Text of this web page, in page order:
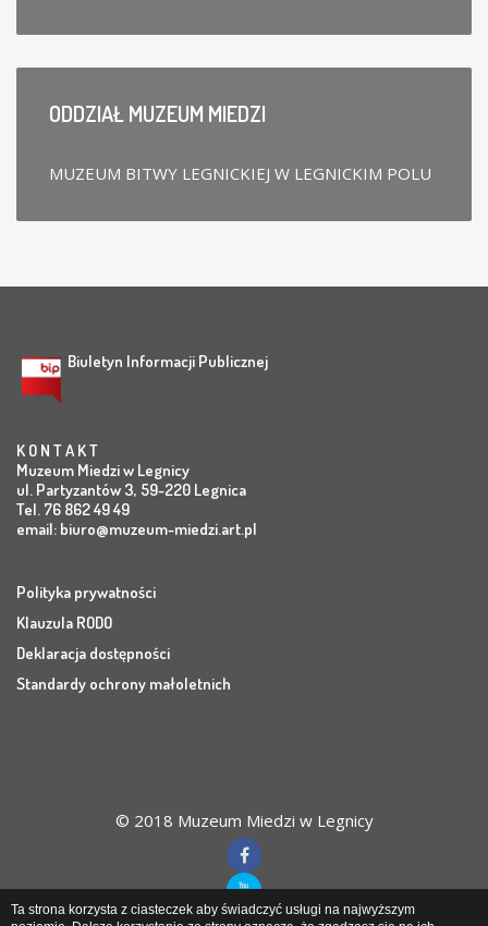
ODDZIAŁMUZEUM MIEDZI
MUZEUM BITWY LEGNICKIEJ W LEGNICKIM POLU
Biuletyn Informacji Publicznej
K O N T A K T
Muzeum Miedzi w Legnicy
ul. Partyzantów 3, 59-220 Legnica
Tel. 76 862 49 49
email: biuro@muzeum-miedzi.art.pl
Polityka prywatności
Klauzula RODO
Deklaracja dostępności
Standardy ochrony małoletnich
© 2018 Muzeum Miedzi w Legnicy
Ta strona korzysta z ciasteczek aby świadczyć usługi na najwyższym